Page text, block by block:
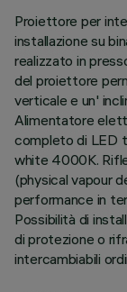
Proiettore per
installazione su
realizzato in
del proiettore
verticale e un'
Alimentatore
completo di LED
white 4000K.
(physical vapour
performance in
Possibilità di
di protezione o
intercambiabili